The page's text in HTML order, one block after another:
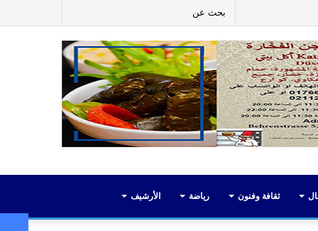
عن
إضافة
عمود
جانبي
ثقافة وفنون رياضة الأرشيف